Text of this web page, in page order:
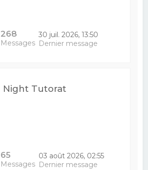
268
Messages
30 juil. 2026, 13:50
Dernier message
Night Tutorat
65
Messages
03 août 2026, 02:55
Dernier message